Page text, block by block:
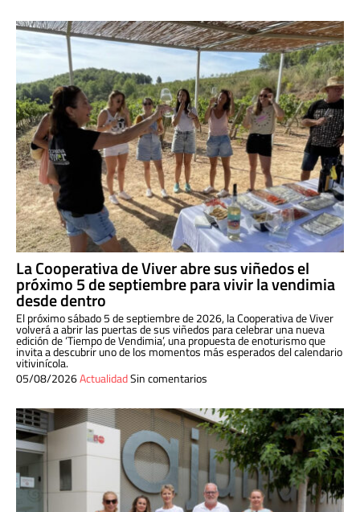
La Cooperativa de Viver abre sus viñedos el
próximo 5 de septiembre para vivir la vendimia
desde dentro
El próximo sábado 5 de septiembre de 2026, la Cooperativa de Viver
volverá a abrir las puertas de sus viñedos para celebrar una nueva
edición de ‘Tiempo de Vendimia’, una propuesta de enoturismo que
invita a descubrir uno de los momentos más esperados del calendario
vitivinícola.
05/08/2026ActualidadSin comentarios